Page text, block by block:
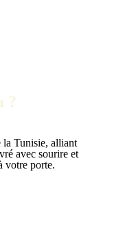
?
Tunisie, alliant
avec sourire et
votre porte.